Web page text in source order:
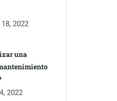
2022
una
2022